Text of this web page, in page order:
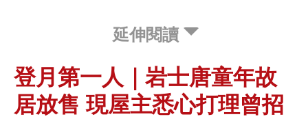
延伸閱讀
登月第一人｜岩士唐童年故
居放售 現屋主悉心打理曾招